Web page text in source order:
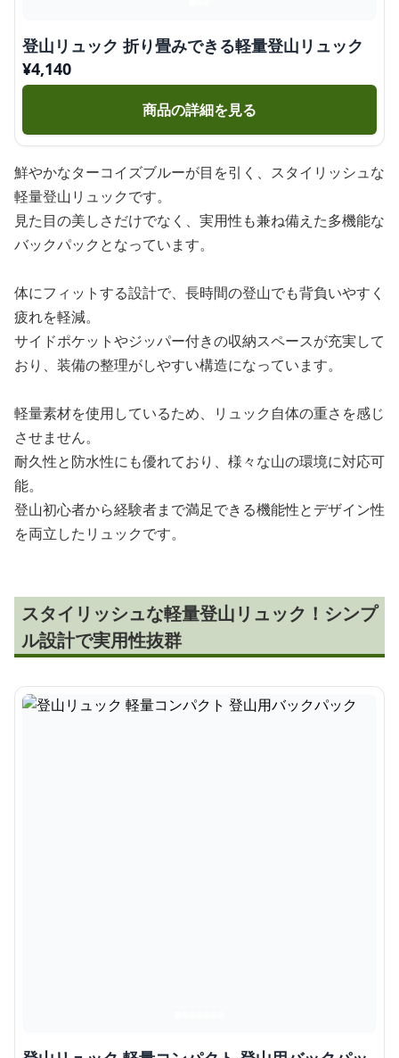
登山リュック 折り畳みできる軽量登山リュック
¥4,140
商品の詳細を見る
鮮やかなターコイズブルーが目を引く、スタイリッシュな
軽量登山リュックです。
見た目の美しさだけでなく、実用性も兼ね備えた多機能な
バックパックとなっています。
体にフィットする設計で、長時間の登山でも背負いやすく
疲れを軽減。
サイドポケットやジッパー付きの収納スペースが充実して
おり、装備の整理がしやすい構造になっています。
軽量素材を使用しているため、リュック自体の重さを感じ
させません。
耐久性と防水性にも優れており、様々な山の環境に対応可
能。
登山初心者から経験者まで満足できる機能性とデザイン性
を両立したリュックです。
スタイリッシュな軽量登山リュック！シンプ
ル設計で実用性抜群